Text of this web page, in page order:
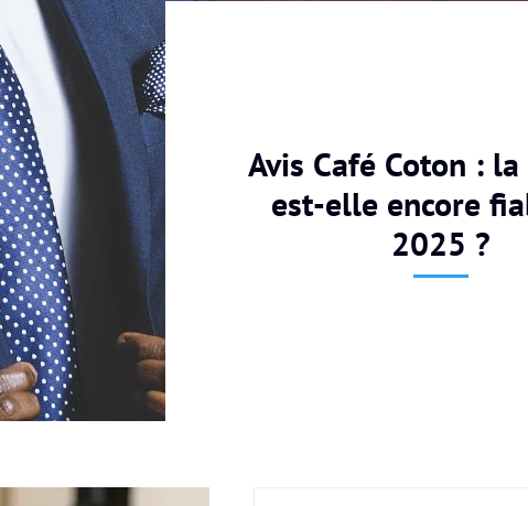
Avis Café Coton :
est-elle encore
2025 ?